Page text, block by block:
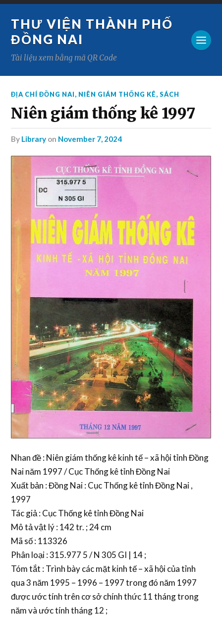
THƯ VIỆN THÀNH PHỐ
ĐỒNG NAI
Tài liệu xem bằng mã QR Code
ĐỊA CHÍ ĐỒNG NAI, NIÊN GIÁM THỐNG KÊ,SÁCH
Niên giám thống kê 1997
by Library on November 7, 2024
Nhan đề : Niên giám thống kê kinh tế – xã hội tỉnh Đồng
Nai năm 1997 / Cục Thống kê tỉnh Đồng Nai
Xuất bản : Đồng Nai : Cục Thống kê tỉnh Đồng Nai ,
1997
Tác giả : Cục Thống kê tỉnh Đồng Nai
Mô tả vật lý : 142 tr. ; 24 cm
Mã số : 113326
Phân loại : 315.977 5 / N 305 GI | 14 ;
Tóm tắt : Trình bày các mặt kinh tế – xã hội của tỉnh
qua 3 năm 1995 – 1996 – 1997 trong đó năm 1997
được ước tính trên cơ sở chính thức 11 tháng trong
năm và ước tính tháng 12 ;